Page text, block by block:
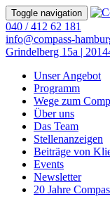
Toggle navigation
040 / 412 62 181
info@compass-
Grindelberg 15a |
Unser Angebot
Programm
Wege zum
Über uns
Das Team
Stellenanzeigen
Beiträge von
Events
Newsletter
20 Jahre